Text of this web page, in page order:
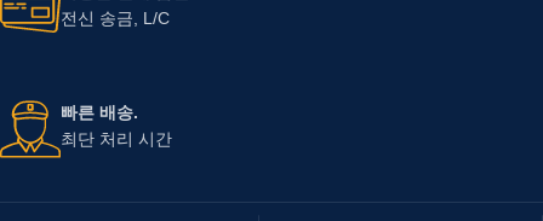
전신 송금, L/C
빠른 배송.
최단 처리 시간